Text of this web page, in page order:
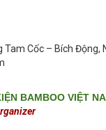
Cốc – Bích Động,
BAMBOO VIỆT